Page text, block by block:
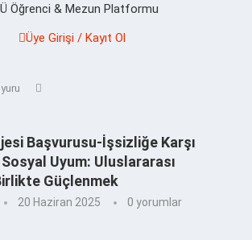
Öğrenci & Mezun Platformu
Üye Girişi / Kayıt Ol
Başvurusu-İşsizliğe Karşı
Sosyal Uyum: Uluslararası
Güçlenmek
20 Haziran 2025 0 yorumlar